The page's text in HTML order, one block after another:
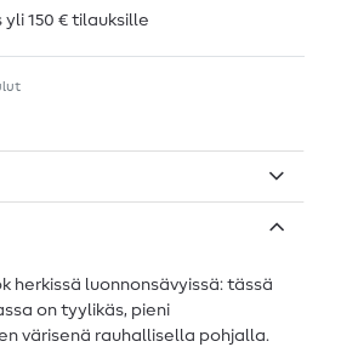
150 € tilauksille
herkissä luonnonsävyissä: tässä
on tyylikäs, pieni
värisenä rauhallisella pohjalla.